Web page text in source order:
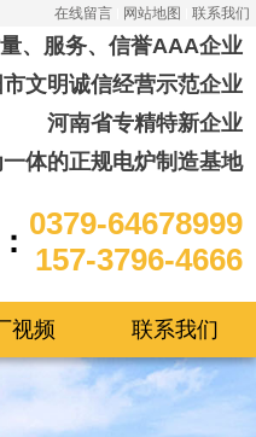
在线留言 网站地图 联系我们
、服务、信誉AAA企业
文明诚信经营示范企业
河南省专精特新企业
体的正规电炉制造基地
0379-64678999
157-3796-4666
视频 联系我们